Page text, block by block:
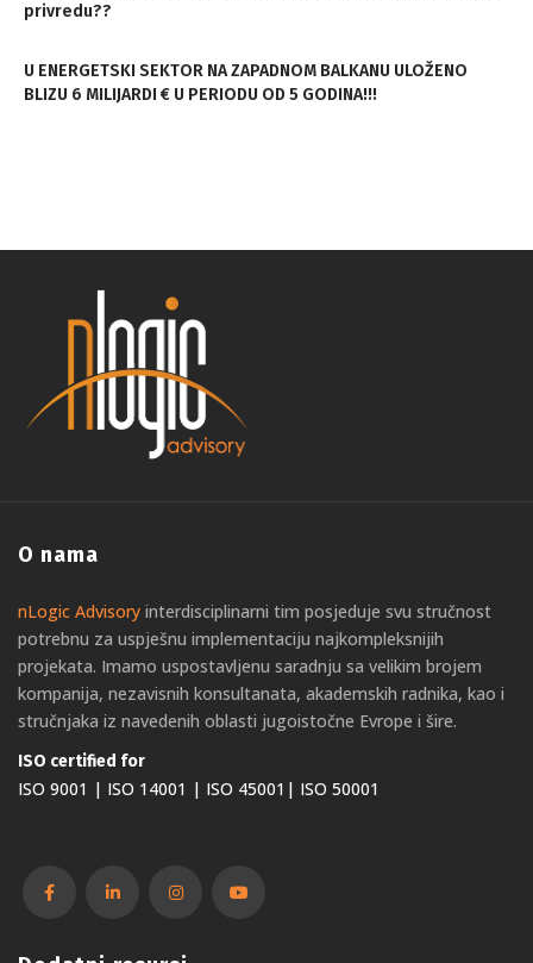
privredu??
U ENERGETSKI SEKTOR NA ZAPADNOM BALKANU ULOŽENO
BLIZU 6 MILIJARDI € U PERIODU OD 5 GODINA!!!
O nama
nLogic Advisory interdisciplinarni tim posjeduje svu stručnost
potrebnu za uspješnu implementaciju najkompleksnijih
projekata. Imamo uspostavljenu saradnju sa velikim brojem
kompanija, nezavisnih konsultanata, akademskih radnika, kao i
stručnjaka iz navedenih oblasti jugoistočne Evrope i šire.
ISO certified for
ISO 9001 | ISO 14001 | ISO 45001| ISO 50001